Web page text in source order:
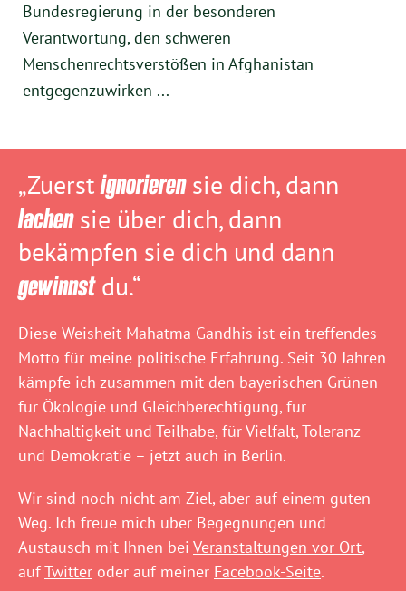
Bundesregierung in der besonderen
Verantwortung, den schweren
Menschenrechtsverstößen in Afghanistan
entgegenzuwirken ...
„Zuerstignorierensie dich, dann
lachensie über dich, dann
bekämpfen sie dich und dann
gewinnstdu.“
Diese Weisheit Mahatma Gandhis ist ein treffendes
Motto für meine politische Erfahrung. Seit 30 Jahren
kämpfe ich zusammen mit den bayerischen Grünen
für Ökologie und Gleichberechtigung, für
Nachhaltigkeit und Teilhabe, für Vielfalt, Toleranz
und Demokratie – jetzt auch in Berlin.
Wir sind noch nicht am Ziel, aber auf einem guten
Weg. Ich freue mich über Begegnungen und
Austausch mit Ihnen bei Veranstaltungen vor Ort,
aufTwitter oder auf meiner Facebook-Seite.